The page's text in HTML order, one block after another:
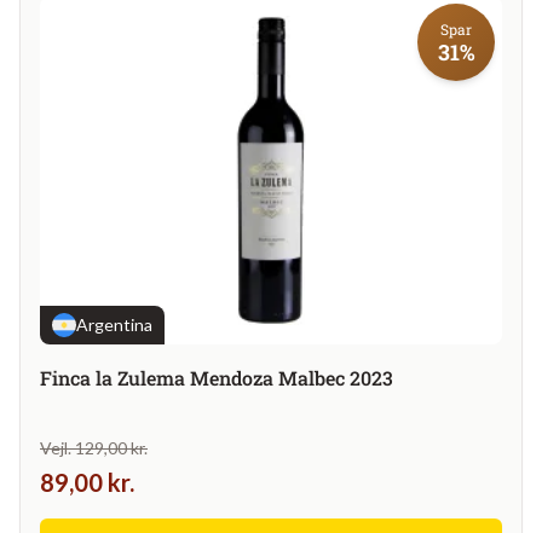
Spar
31%
Argentina
Finca la Zulema Mendoza Malbec 2023
Vejl. 129,00 kr.
89,00 kr.